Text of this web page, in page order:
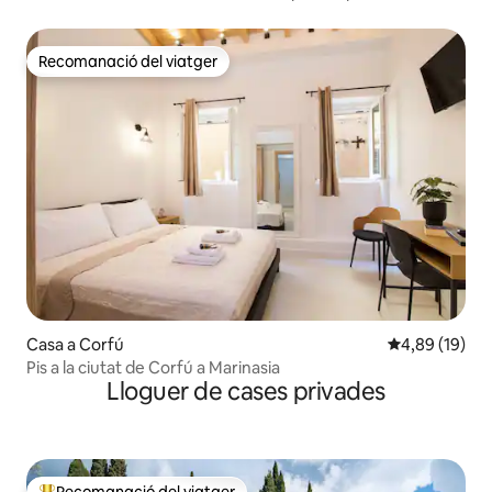
Recomanació del viatger
Recomanació del viatger
Casa a Corfú 4,89 de
4,89 (19)
Pis a la ciutat de Corfú a Marinasia
Lloguer de cases privades